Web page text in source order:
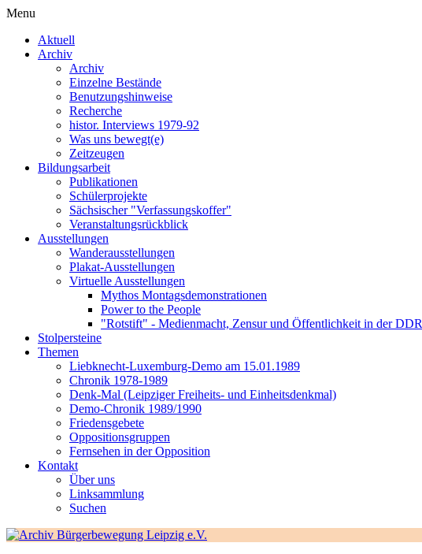
Menu
Aktuell
Archiv
Archiv
Einzelne Bestände
Benutzungshinweise
Recherche
histor. Interviews 1979-92
Was uns bewegt(e)
Zeitzeugen
Bildungsarbeit
Publikationen
Schülerprojekte
Sächsischer "Verfassungskoffer"
Veranstaltungsrückblick
Ausstellungen
Wanderausstellungen
Plakat-Ausstellungen
Virtuelle Ausstellungen
Mythos Montagsdemonstrationen
Power to the People
"Rotstift" - Medienmacht, Zensur und Öffentlichkeit in der DDR
Stolpersteine
Themen
Liebknecht-Luxemburg-Demo am 15.01.1989
Chronik 1978-1989
Denk-Mal (Leipziger Freiheits- und Einheitsdenkmal)
Demo-Chronik 1989/1990
Friedensgebete
Oppositionsgruppen
Fernsehen in der Opposition
Kontakt
Über uns
Linksammlung
Suchen